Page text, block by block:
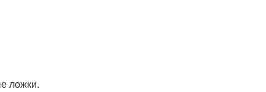
ложки.